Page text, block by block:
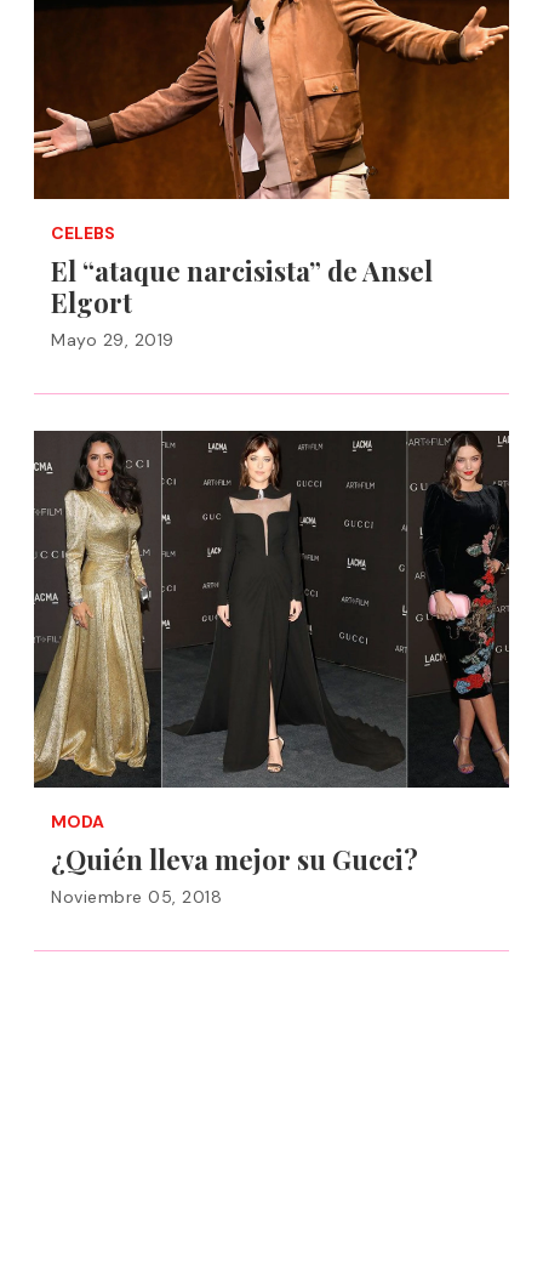
CELEBS
El “ataque narcisista” de Ansel
Elgort
Mayo 29, 2019
MODA
¿Quién lleva mejor su Gucci?
Noviembre 05, 2018